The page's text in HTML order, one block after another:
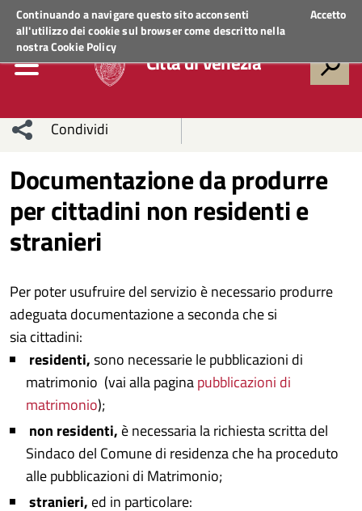
Continuando a navigare questo sito acconsenti
all'utilizzo dei cookie sul browser come descritto nella
nostraCookie Policy
Accetto
Regione VenetoACCEDI AI SERVIZI
Città di Venezia
Condividi
sui social
network
Condividi
Condividi
su
Condividi
Twitter
su
Facebook
Condividi
su
Whatsapp
Documentazione da produrre
per cittadini non residenti e
stranieri
Per poter usufruire del servizio è necessario produrre
adeguata documentazione a seconda che si
sia cittadini:
residenti,sono necessarie le pubblicazioni di
matrimonio (vai alla paginapubblicazioni di
matrimonio);
non residenti, è necessaria la richiesta scritta del
Sindaco del Comune di residenza che ha proceduto
alle pubblicazioni di Matrimonio;
stranieri, ed in particolare: